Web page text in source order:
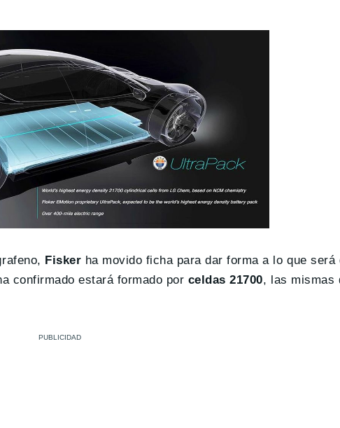
Fisker ha movido ficha para dar forma a lo que será
confirmado estará formado por celdas 21700, las mismas